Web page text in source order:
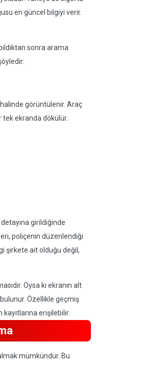
en güncel bilgiyi verir.
sonra arama
görüntülenir. Araç
tek ekranda dökülür.
detayına girildiğinde
poliçenin düzenlendiği
şirkete ait olduğu değil,
Oysa ki ekranın alt
Özellikle geçmiş
erişilebilir.
mümkündür. Bu